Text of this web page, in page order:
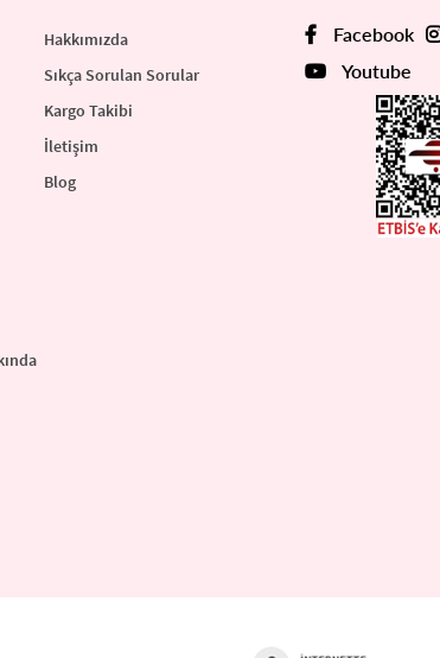
Hakkımızda
Sıkça Sorulan Sorular
Kargo Takibi
İletişim
Blog
Facebook
Youtube